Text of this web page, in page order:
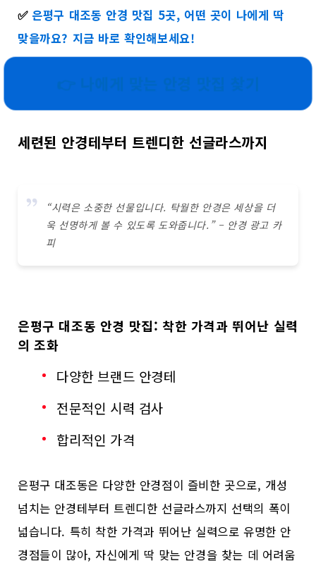
✅ 은평구 대조동 안경 맛집 5곳, 어떤 곳이 나에게 딱
맞을까요? 지금 바로 확인해보세요!
세련된 안경테부터 트렌디한 선글라스까지
“시력은 소중한 선물입니다. 탁월한 안경은 세상을 더
욱 선명하게 볼 수 있도록 도와줍니다.” – 안경 광고 카
피
은평구 대조동 안경 맛집: 착한 가격과 뛰어난 실력
의 조화
다양한 브랜드 안경테
전문적인 시력 검사
합리적인 가격
은평구 대조동은 다양한 안경점이 즐비한 곳으로, 개성
넘치는 안경테부터 트렌디한 선글라스까지 선택의 폭이
넓습니다. 특히 착한 가격과 뛰어난 실력으로 유명한 안
경점들이 많아, 자신에게 딱 맞는 안경을 찾는 데 어려움